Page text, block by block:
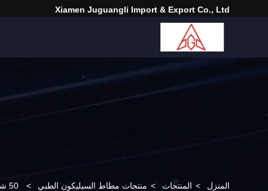
Xiamen Juguangli Import & Export Co., Ltd
المنزل > المنتجات > منتجات مطاط السيليكون الطبي > 50 شور قناع سيليكون للأنف لجهاز التنفس الصناعي